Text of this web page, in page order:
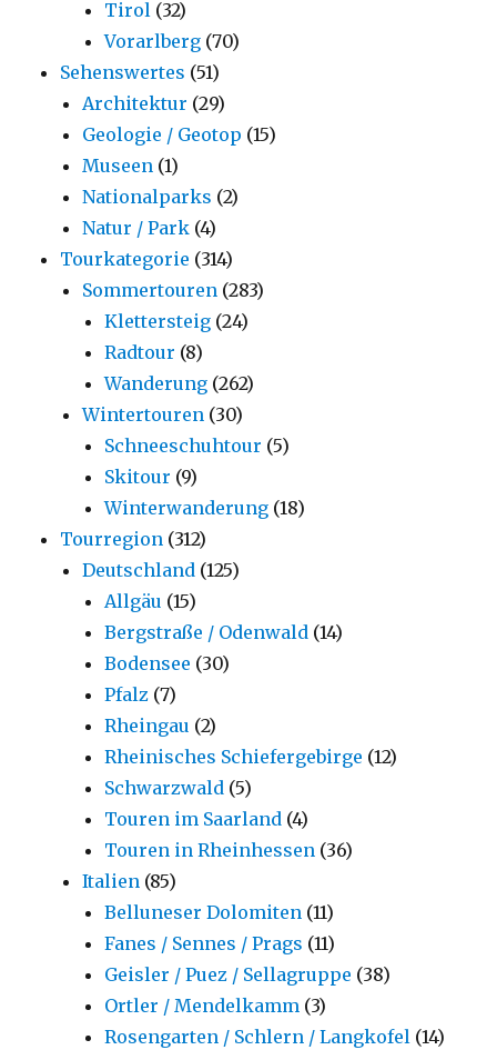
Tirol (32)
Vorarlberg (70)
Sehenswertes (51)
Architektur (29)
Geologie / Geotop (15)
Museen (1)
Nationalparks (2)
Natur / Park (4)
Tourkategorie (314)
Sommertouren (283)
Klettersteig (24)
Radtour (8)
Wanderung (262)
Wintertouren (30)
Schneeschuhtour (5)
Skitour (9)
Winterwanderung (18)
Tourregion (312)
Deutschland (125)
Allgäu (15)
Bergstraße / Odenwald (14)
Bodensee (30)
Pfalz (7)
Rheingau (2)
Rheinisches Schiefergebirge (12)
Schwarzwald (5)
Touren im Saarland (4)
Touren in Rheinhessen (36)
Italien (85)
Belluneser Dolomiten (11)
Fanes / Sennes / Prags (11)
Geisler / Puez / Sellagruppe (38)
Ortler / Mendelkamm (3)
Rosengarten / Schlern / Langkofel (14)